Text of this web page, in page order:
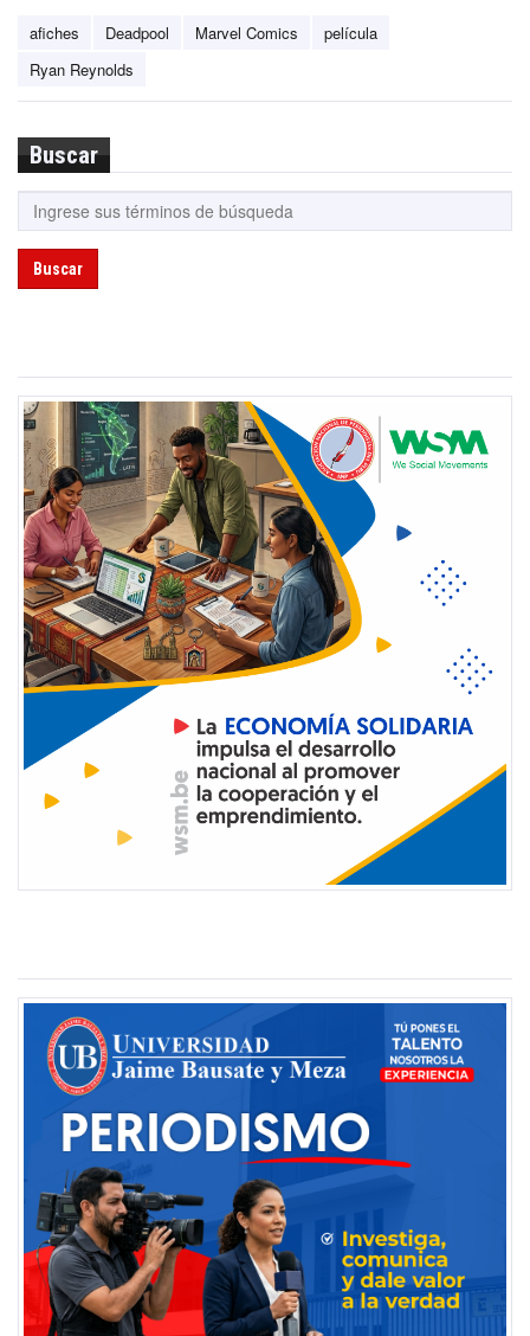
afiches Deadpool Marvel Comics
película
Ryan Reynolds
Buscar
Buscar